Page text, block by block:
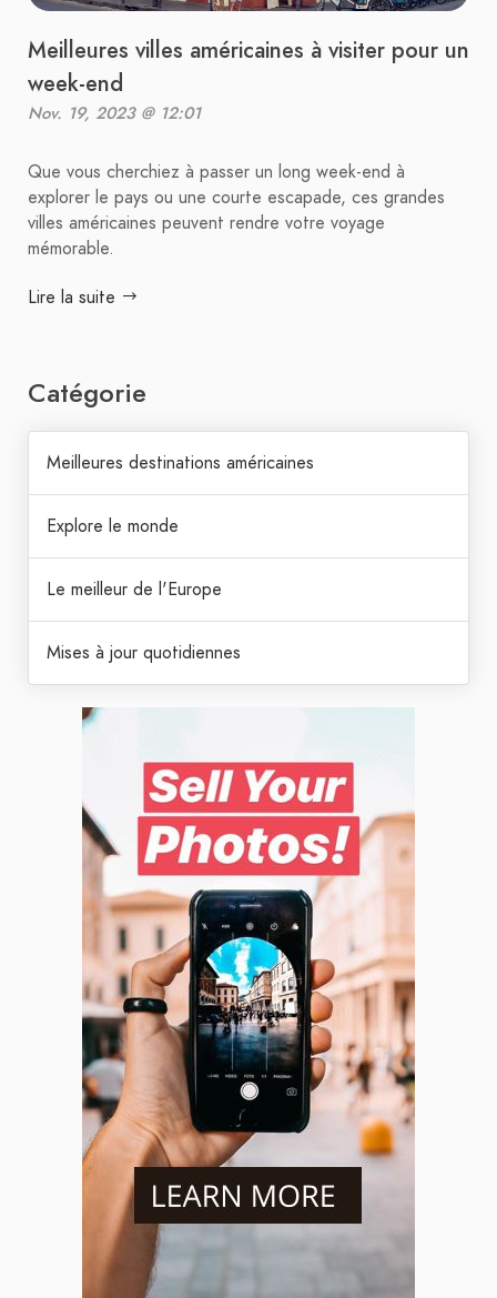
Meilleures villes américaines à visiter pour un
week-end
Nov. 19, 2023 @ 12:01
Que vous cherchiez à passer un long week-end à
explorer le pays ou une courte escapade, ces grandes
villes américaines peuvent rendre votre voyage
mémorable.
Lire la suite
Catégorie
Meilleures destinations américaines
Explore le monde
Le meilleur de l'Europe
Mises à jour quotidiennes